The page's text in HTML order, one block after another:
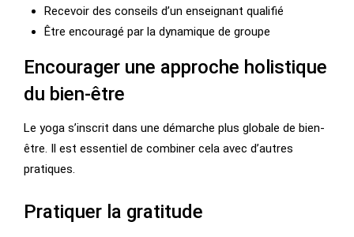
Recevoir des conseils d’un enseignant qualifié
Être encouragé par la dynamique de groupe
Encourager une approche holistique
du bien-être
Le yoga s’inscrit dans une démarche plus globale de bien-
être. Il est essentiel de combiner cela avec d’autres
pratiques.
Pratiquer la gratitude